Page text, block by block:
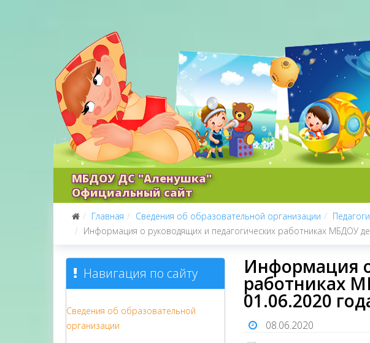
МБДОУ ДС "Аленушка"
Официальный сайт
Главная Сведения об образовательной организации
Информация о руководящих и педагогических работниках МБДОУ
Навигация по сайту
Сведения об образовательной
организации
Информация
работниках
01.06.2020
08.06.2020